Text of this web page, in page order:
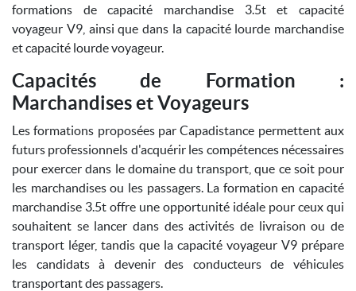
formations de capacité marchandise 3.5t et capacité
voyageur V9, ainsi que dans la capacité lourde marchandise
et capacité lourde voyageur.
Capacités de Formation :
Marchandises et Voyageurs
Les formations proposées par Capadistance permettent aux
futurs professionnels d'acquérir les compétences nécessaires
pour exercer dans le domaine du transport, que ce soit pour
les marchandises ou les passagers. La formation en capacité
marchandise 3.5t offre une opportunité idéale pour ceux qui
souhaitent se lancer dans des activités de livraison ou de
transport léger, tandis que la capacité voyageur V9 prépare
les candidats à devenir des conducteurs de véhicules
transportant des passagers.